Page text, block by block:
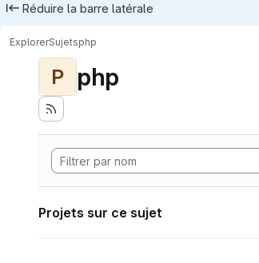
Réduire la barre latérale
ExplorerSujetsphp
P php
Projets sur ce sujet